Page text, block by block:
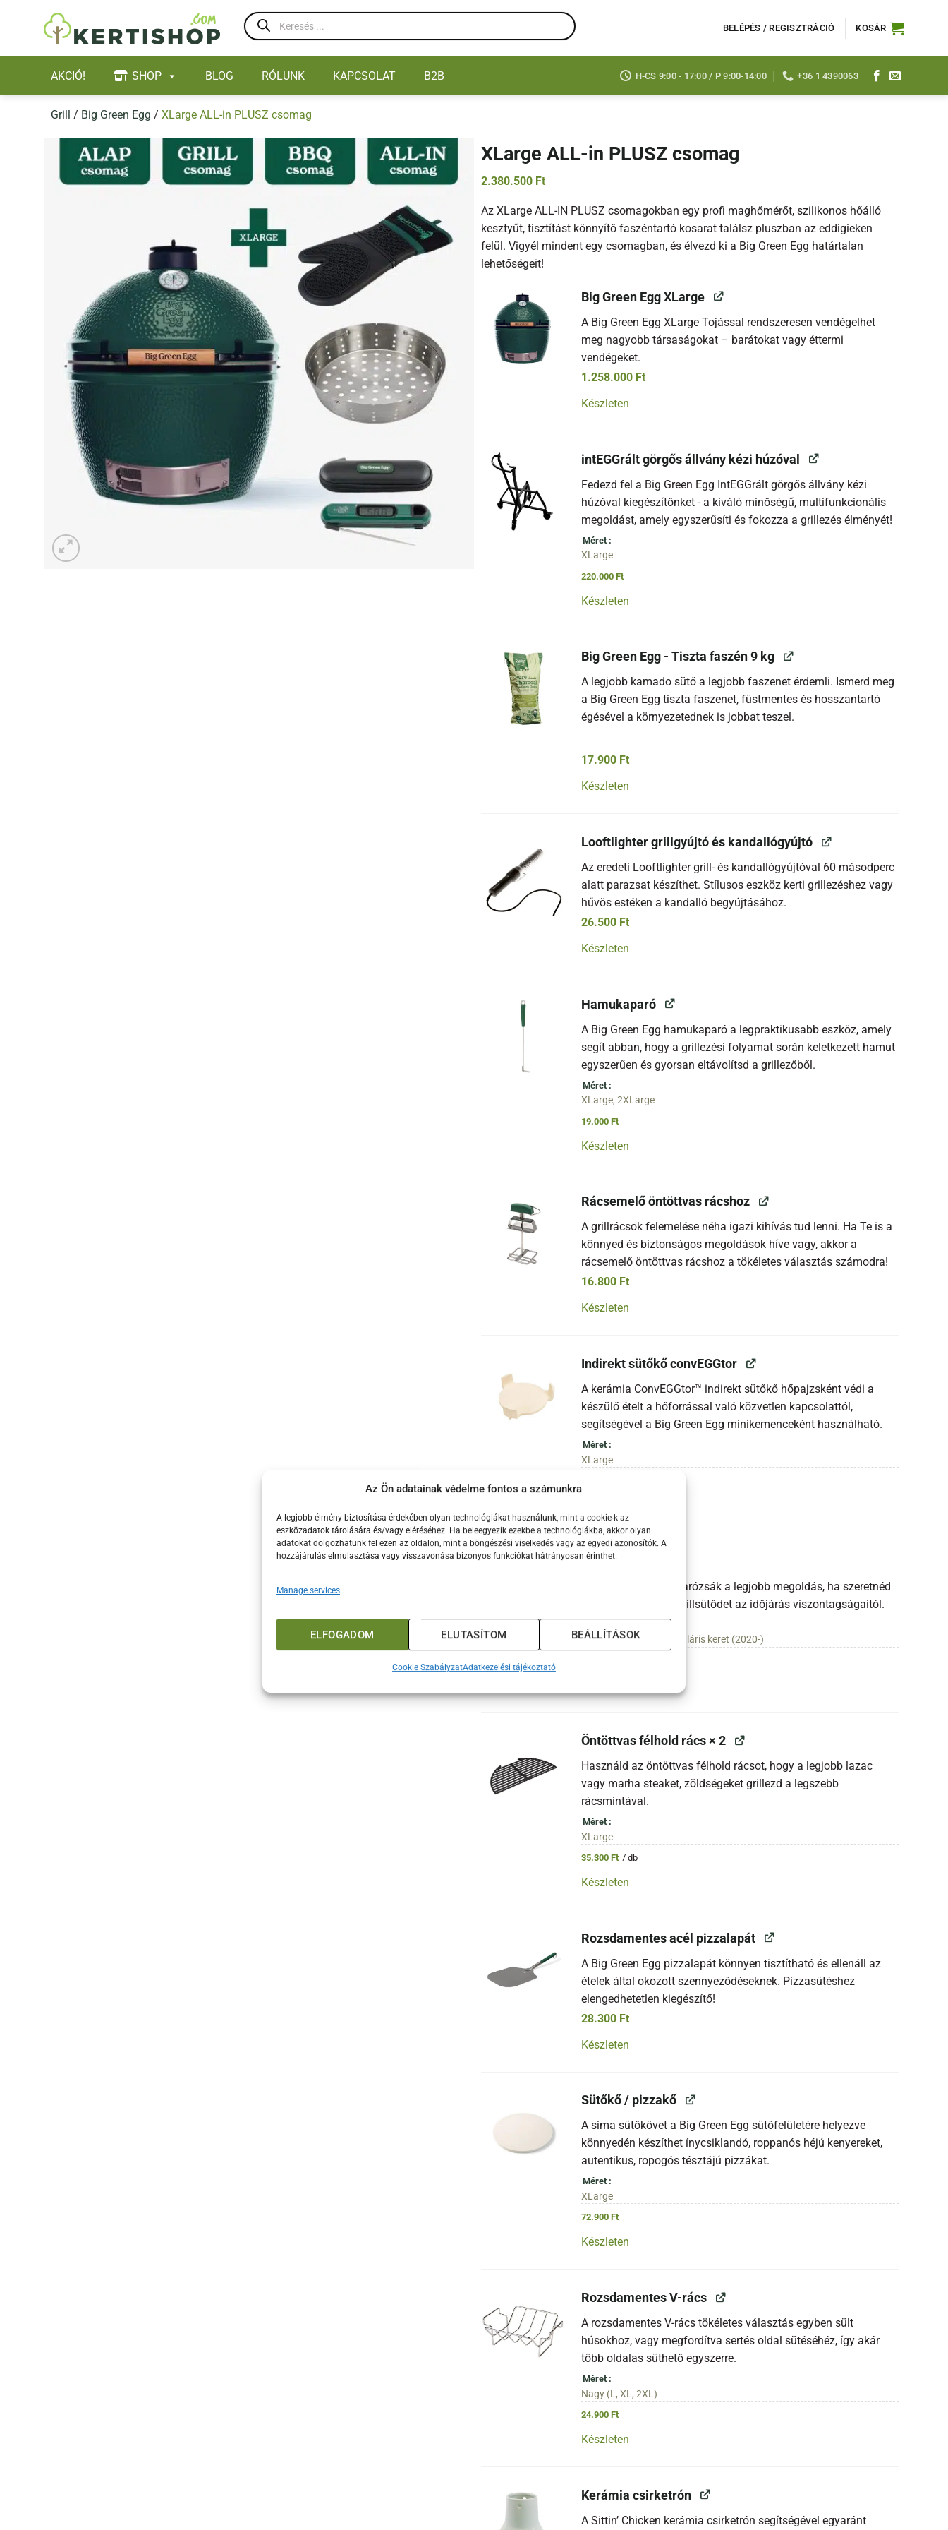
Az Ön adatainak védelme fontos a számunkra
A legjobb élmény biztosítása érdekében olyan technológiákat használunk, mint a cookie-k az
eszközadatok tárolására és/vagy eléréséhez. Ha beleegyezik ezekbe a technológiákba, akkor olyan
adatokat dolgozhatunk fel ezen az oldalon, mint a böngészési viselkedés vagy az egyedi azonosítók. A
hozzájárulás elmulasztása vagy visszavonása bizonyos funkciókat hátrányosan érinthet.
Manage services
ELFOGADOM ELUTASÍTOM BEÁLLÍTÁSOK
Cookie SzabályzatAdatkezelési tájékoztató
Products
search
BELÉPÉS / REGISZTRÁCIÓ KOSÁR
AKCIÓ! SHOP BLOG RÓLUNK KAPCSOLAT B2B H-CS 9:00 - 17:00 / P 9:00-14:00 +36 1 4390063
Grill / Big Green Egg / XLarge ALL-in PLUSZ csomag
XLarge ALL-in PLUSZ csomag
2.380.500 Ft
Az XLarge ALL-IN PLUSZ csomagokban egy profi maghőmérőt, szilikonos hőálló
kesztyűt, tisztítást könnyítő faszéntartó kosarat találsz pluszban az eddigieken
felül. Vigyél mindent egy csomagban, és élvezd ki a Big Green Egg határtalan
lehetőségeit!
Big Green Egg XLarge
A Big Green Egg XLarge Tojással rendszeresen vendégelhet
meg nagyobb társaságokat – barátokat vagy éttermi
vendégeket.
1.258.000 Ft
Készleten
intEGGrált görgős állvány kézi húzóval
Fedezd fel a Big Green Egg IntEGGrált görgős állvány kézi
húzóval kiegészítőnket - a kiváló minőségű, multifunkcionális
megoldást, amely egyszerűsíti és fokozza a grillezés élményét!
Méret
XLarge
220.000Ft
Készleten
Big Green Egg - Tiszta faszén 9 kg
A legjobb kamado sütő a legjobb faszenet érdemli. Ismerd meg
a Big Green Egg tiszta faszenet, füstmentes és hosszantartó
égésével a környezetednek is jobbat teszel.
17.900 Ft
Készleten
Looftlighter grillgyújtó és kandallógyújtó
Az eredeti Looftlighter grill- és kandallógyújtóval 60 másodperc
alatt parazsat készíthet. Stílusos eszköz kerti grillezéshez vagy
hűvös estéken a kandalló begyújtásához.
26.500 Ft
Készleten
Hamukaparó
A Big Green Egg hamukaparó a legpraktikusabb eszköz, amely
segít abban, hogy a grillezési folyamat során keletkezett hamut
egyszerűen és gyorsan eltávolítsd a grillezőből.
Méret
XLarge, 2XLarge
19.000Ft
Készleten
Rácsemelő öntöttvas rácshoz
A grillrácsok felemelése néha igazi kihívás tud lenni. Ha Te is a
könnyed és biztonságos megoldások híve vagy, akkor a
rácsemelő öntöttvas rácshoz a tökéletes választás számodra!
16.800 Ft
Készleten
Indirekt sütőkő convEGGtor
A kerámia ConvEGGtor™ indirekt sütőkő hőpajzsként védi a
készülő ételt a hőforrással való közvetlen kapcsolattól,
segítségével a Big Green Egg minikemenceként használható.
Méret
XLarge
Takarózsák
A Big Green Egg Takarózsák a legjobb megoldás, ha szeretnéd
megvédeni értékes grillsütődet az időjárás viszontagságaitól.
L, XL állványos, M moduláris keret (2020-)
Öntöttvas félhold rács× 2
Használd az öntöttvas félhold rácsot, hogy a legjobb lazac
vagy marha steaket, zöldségeket grillezd a legszebb
rácsmintával.
Méret
XLarge
35.300Ft / db
Készleten
Rozsdamentes acél pizzalapát
A Big Green Egg pizzalapát könnyen tisztítható és ellenáll az
ételek által okozott szennyeződéseknek. Pizzasütéshez
elengedhetetlen kiegészítő!
28.300 Ft
Készleten
Sütőkő / pizzakő
A sima sütőkövet a Big Green Egg sütőfelületére helyezve
könnyedén készíthet ínycsiklandó, roppanós héjú kenyereket,
autentikus, ropogós tésztájú pizzákat.
Méret
XLarge
72.900Ft
Készleten
Rozsdamentes V-rács
A rozsdamentes V-rács tökéletes választás egyben sült
húsokhoz, vagy megfordítva sertés oldal sütéséhéz, így akár
több oldalas süthető egyszerre.
Méret
Nagy (L, XL, 2XL)
24.900Ft
Készleten
Kerámia csirketrón
A Sittin’ Chicken kerámia csirketrón segítségével egyaránt